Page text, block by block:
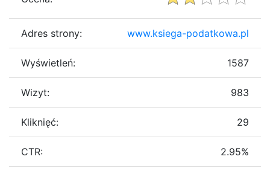
Adres strony: www.ksiega-podatkowa.pl
Wyświetleń: 1587
Wizyt: 983
Kliknięć: 29
CTR: 2.95%